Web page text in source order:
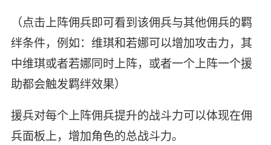
（点击上阵佣兵即可看到该佣兵与其他佣兵的羁
绊条件，例如：维琪和若娜可以增加攻击力，其
中维琪或者若娜同时上阵，或者一个上阵一个援
助都会触发羁绊效果）
援兵对每个上阵佣兵提升的战斗力可以体现在佣
兵面板上，增加角色的总战斗力。